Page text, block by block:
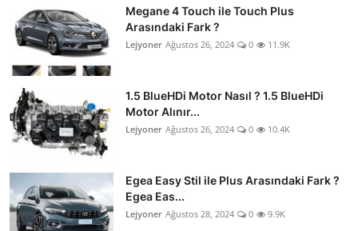
Megane 4 Touch ile Touch Plus
Arasındaki Fark ?
Lejyoner Ağustos 26, 2024 0 11.9K
1.5 BlueHDi Motor Nasıl ? 1.5 BlueHDi
Motor Alınır...
Lejyoner Ağustos 26, 2024 0 10.4K
Egea Easy Stil ile Plus Arasındaki Fark ?
Egea Eas...
Lejyoner Ağustos 28, 2024 0 9.9K